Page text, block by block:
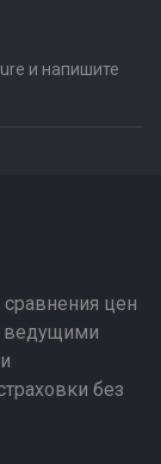
и напишите
цен
ведущими
без